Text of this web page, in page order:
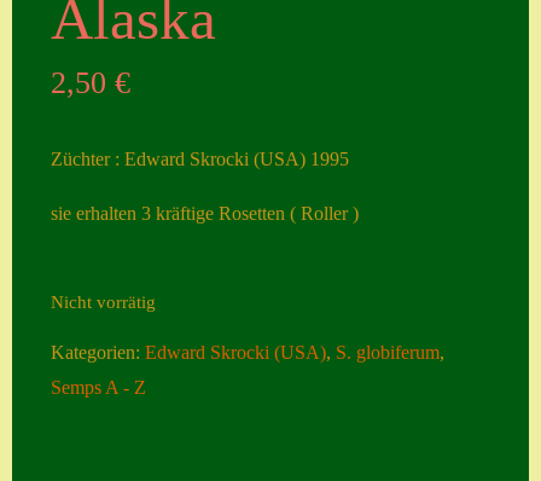
Alaska
2,50€
Züchter : Edward Skrocki (USA) 1995
sie erhalten 3 kräftige Rosetten ( Roller )
Nicht vorrätig
Kategorien:Edward Skrocki (USA), S. globiferum,
Semps A - Z